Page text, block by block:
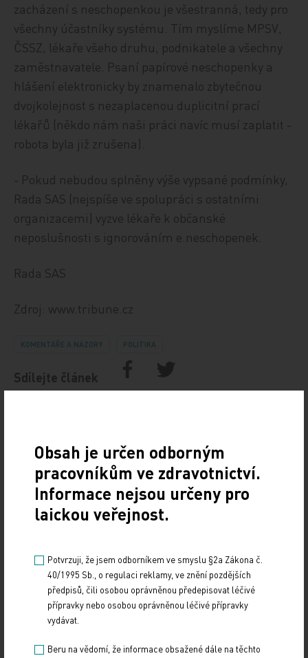
zacházení s neschopenkou je všestranná, tedy pro
všechny účastníky systému. Tím myslíme MPSV,
ČSSZ, lékaře všeho druhu, podnikatele a všechny
zaměstnavatele. Psaní papírové neschopenky a
hlášení elektronicky by znamenalo zbytečnou
dvojkolejnost s nezaplacenou duplicitní prací
lékařů (někdo nám naši práci navíc musí zaplatit -
robota byla již zrušena).
- Pokud nebudou splněny výše vypsané podmínky,
Rada SAS (nejspíše ve spolupráci s ostatními
organizacemi) vyzve lékaře k občanské
neposlušnosti s ignorováním e.neschopenek.
Rada SAS
Zdroj: www.tribune.cz
KOMENTÁŘE A NÁZORY POLITIKA
Sdílejte článek
Doporučené
Na rodině stále záleží
20. 9. 2024
Nemělo by se to, nicméně děje se to stále. Měkké obory,
jako je psychologie nebo ekonomie, užívají pojmy z fyziky,
s nimiž zápolí i fyzika. Například…
NIS2: Nová éra kybernetické bezpečnosti ve
Obsah je určen odborným
pracovníkům ve zdravotnictví.
Informace nejsou určeny pro
laickou veřejnost.
Potvrzuji, že jsem odborníkem ve smyslu §2a Zákona č.
40/1995 Sb., o regulaci reklamy, ve znění pozdějších
předpisů, čili osobou oprávněnou předepisovat léčivé
přípravky nebo osobou oprávněnou léčivé přípravky
vydávat.
Beru na vědomí, že informace obsažené dále na těchto